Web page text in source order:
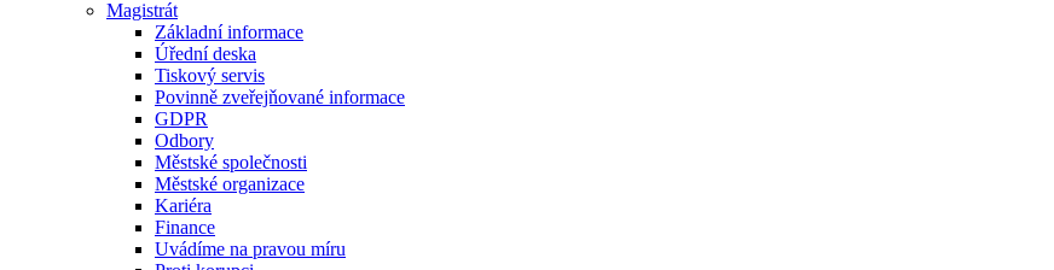
Magistrát
Základní informace
Úřední deska
Tiskový servis
Povinně zveřejňované informace
GDPR
Odbory
Městské společnosti
Městské organizace
Kariéra
Finance
Uvádíme na pravou míru